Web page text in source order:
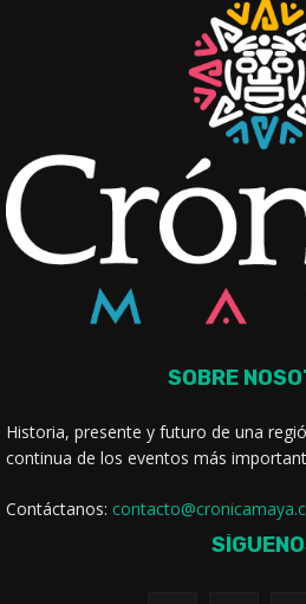
SOBRE
Historia, presente y futuro de una
continua de los eventos más
Contáctanos: